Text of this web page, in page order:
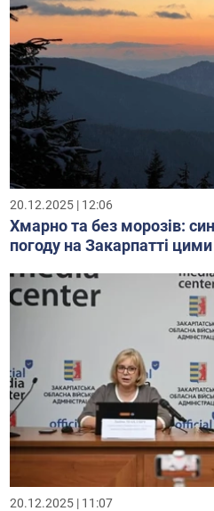
20.12.2025 | 12:06
Хмарно та без морозів:
погоду на Закарпатті
20.12.2025 | 11:07